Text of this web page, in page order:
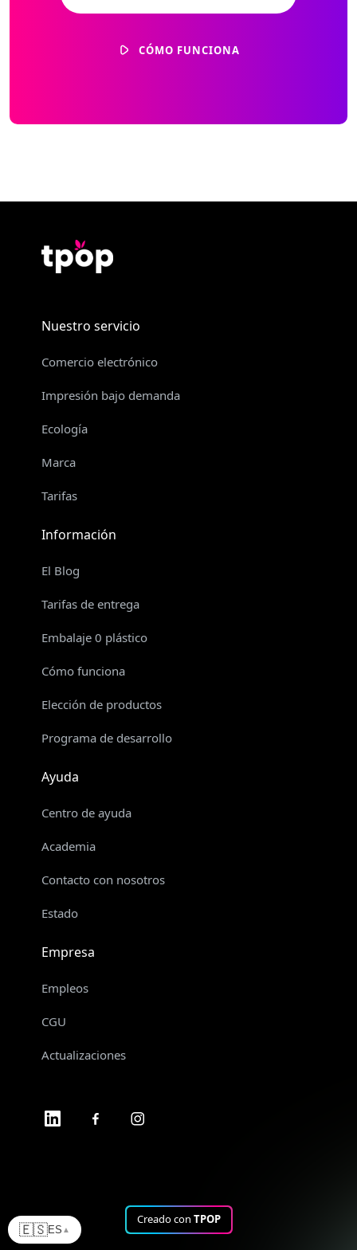
CÓMO FUNCIONA
Nuestro servicio
Comercio electrónico
Impresión bajo demanda
Ecología
Marca
Tarifas
Información
El Blog
Tarifas de entrega
Embalaje 0 plástico
Cómo funciona
Elección de productos
Programa de desarrollo
Ayuda
Centro de ayuda
Academia
Contacto con nosotros
Estado
Empresa
Empleos
CGU
Actualizaciones
Creado con TPOP
🇪🇸ES ▲